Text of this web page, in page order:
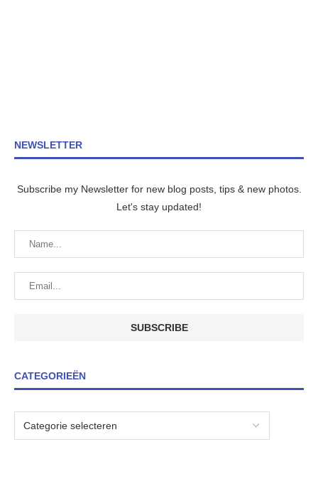
NEWSLETTER
Subscribe my Newsletter for new blog posts, tips & new photos.
Let's stay updated!
CATEGORIEËN